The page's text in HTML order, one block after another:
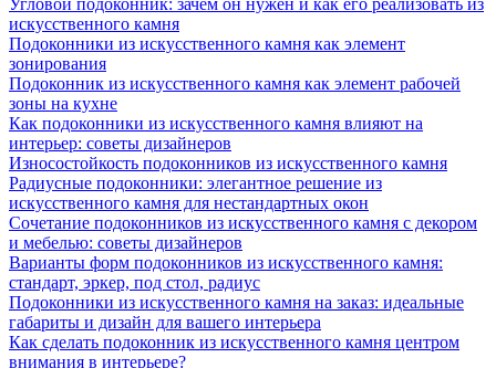
искусственного камня
Подоконники из искусственного камня как элемент
зонирования
Подоконник из искусственного камня как элемент рабочей
зоны на кухне
Как подоконники из искусственного камня влияют на
интерьер: советы дизайнеров
Износостойкость подоконников из искусственного камня
Радиусные подоконники: элегантное решение из
искусственного камня для нестандартных окон
Сочетание подоконников из искусственного камня с декором
и мебелью: советы дизайнеров
Варианты форм подоконников из искусственного камня:
стандарт, эркер, под стол, радиус
Подоконники из искусственного камня на заказ: идеальные
габариты и дизайн для вашего интерьера
Как сделать подоконник из искусственного камня центром
внимания в интерьере?